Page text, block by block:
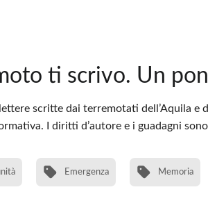
ti scrivo. Un
scritte dai terremotati dell’Aquila e
I diritti d’autore e i guadagni
Emergenza Memoria